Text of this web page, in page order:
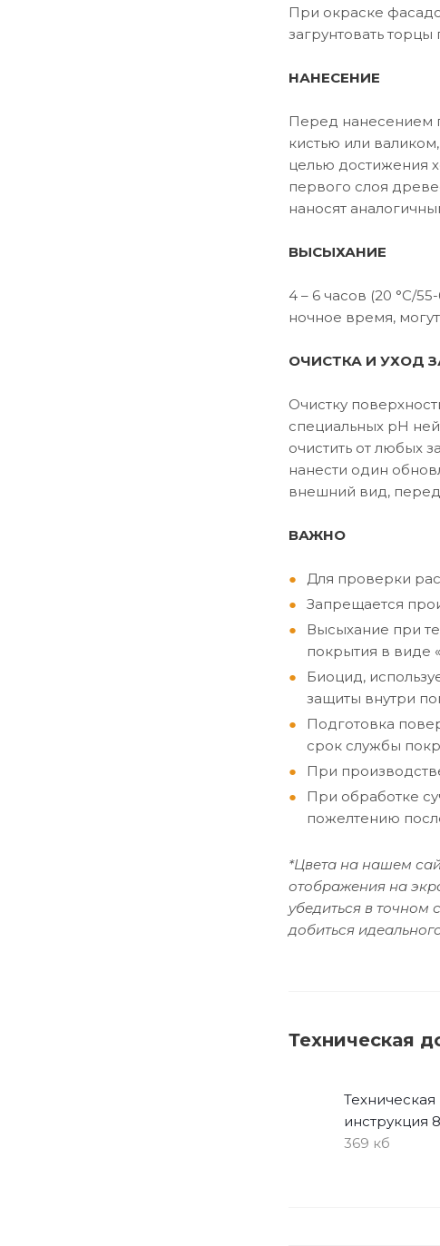
При окраске
загрунтовать торцы
НАНЕСЕНИЕ
Перед нанесением
кистью или
целью достижения
первого слоя
наносят
ВЫСЫХАНИЕ
4 – 6 часов (20 °C/
ночное время,
ОЧИСТКА И УХОД
Очистку
специальных рН
очистить от любых
нанести один
внешний вид,
ВАЖНО
Для проверки
Запрещается
Высыхание при
покрытия в виде
Биоцид,
защиты внутри
Подготовка
срок службы
При
При обработке
пожелтению
*Цвета на нашем
отображения на
убедиться в
добиться
Техническая
Техническая
инструкция
369 кб